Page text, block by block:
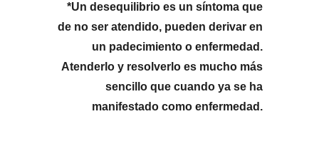
*Un desequilibrio es un síntoma que
de no ser atendido, pueden derivar en
un padecimiento o enfermedad.
Atenderlo y resolverlo es mucho más
sencillo que cuando ya se ha
manifestado como enfermedad.